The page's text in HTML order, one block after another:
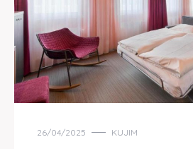
26/04/2025 KUJIM